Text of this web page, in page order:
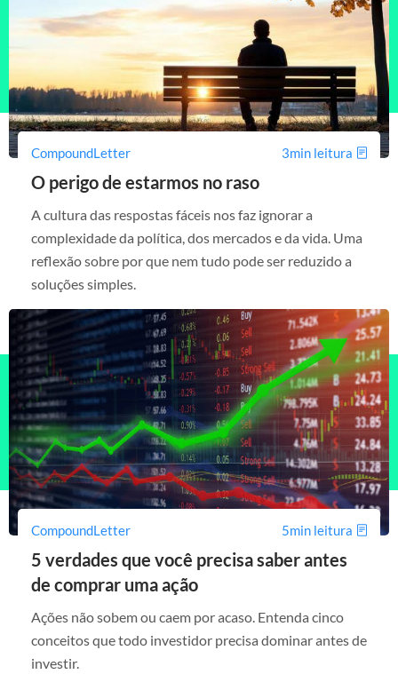
CompoundLetter 3min leitura
O perigo de estarmos no raso
A cultura das respostas fáceis nos faz ignorar a
complexidade da política, dos mercados e da vida. Uma
reflexão sobre por que nem tudo pode ser reduzido a
soluções simples.
CompoundLetter 5min leitura
5 verdades que você precisa saber antes
de comprar uma ação
Ações não sobem ou caem por acaso. Entenda cinco
conceitos que todo investidor precisa dominar antes de
investir.